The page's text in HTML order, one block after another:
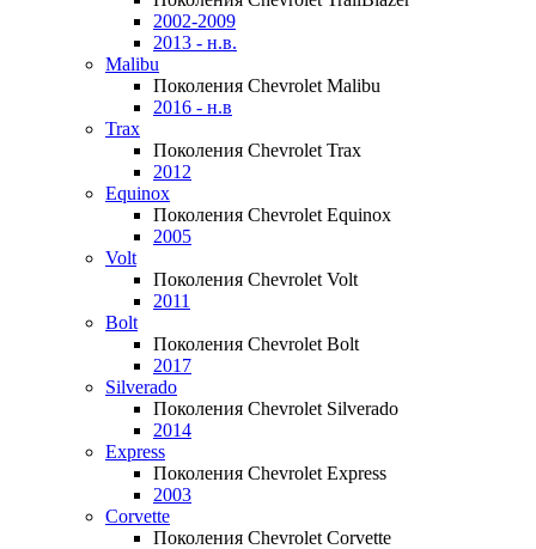
2002-2009
2013 - н.в.
Malibu
Поколения Chevrolet Malibu
2016 - н.в
Trax
Поколения Chevrolet Trax
2012
Equinox
Поколения Chevrolet Equinox
2005
Volt
Поколения Chevrolet Volt
2011
Bolt
Поколения Chevrolet Bolt
2017
Silverado
Поколения Chevrolet Silverado
2014
Express
Поколения Chevrolet Express
2003
Corvette
Поколения Chevrolet Corvette